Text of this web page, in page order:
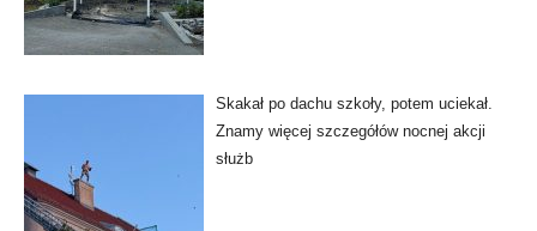
Skakał po dachu szkoły, potem uciekał.
Znamy więcej szczegółów nocnej akcji
służb